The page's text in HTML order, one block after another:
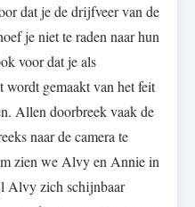
dat je de drijfveer van de
je niet te raden naar hun
voor dat je als
wordt gemaakt van het feit
Allen doorbreek vaak de
naar de camera te
zien we Alvy en Annie in
Alvy zich schijnbaar